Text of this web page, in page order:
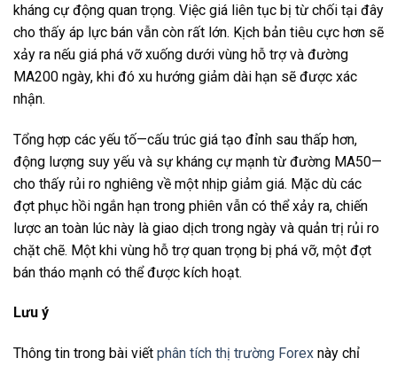
kháng cự động quan trọng. Việc giá liên tục bị từ chối tại đây
cho thấy áp lực bán vẫn còn rất lớn. Kịch bản tiêu cực hơn sẽ
xảy ra nếu giá phá vỡ xuống dưới vùng hỗ trợ và đường
MA200 ngày, khi đó xu hướng giảm dài hạn sẽ được xác
nhận.
Tổng hợp các yếu tố—cấu trúc giá tạo đỉnh sau thấp hơn,
động lượng suy yếu và sự kháng cự mạnh từ đường MA50—
cho thấy rủi ro nghiêng về một nhịp giảm giá. Mặc dù các
đợt phục hồi ngắn hạn trong phiên vẫn có thể xảy ra, chiến
lược an toàn lúc này là giao dịch trong ngày và quản trị rủi ro
chặt chẽ. Một khi vùng hỗ trợ quan trọng bị phá vỡ, một đợt
bán tháo mạnh có thể được kích hoạt.
Lưu ý
Thông tin trong bài viết phân tích thị trường Forex này chỉ